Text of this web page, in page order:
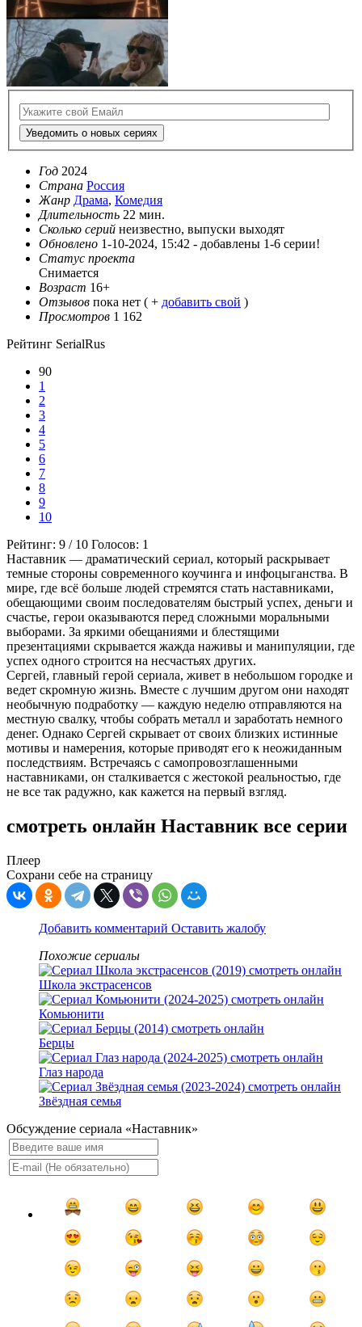
Уведомить о новых сериях
Год 2024
Страна Россия
Жанр Драма, Комедия
Длительность 22 мин.
Сколько серий неизвестно, выпуски выходят
Обновлено 1-10-2024, 15:42 - добавлены 1-6 серии!
Статус проекта
Снимается
Возраст 16+
Отзывов пока нет ( + добавить свой )
Просмотров 1 162
Рейтинг SerialRus
90
1
2
3
4
5
6
7
8
9
10
Рейтинг: 9 / 10 Голосов: 1
Наставник — драматический сериал, который раскрывает
темные стороны современного коучинга и инфоцыганства. В
мире, где всё больше людей стремятся стать наставниками,
обещающими своим последователям быстрый успех, деньги и
счастье, герои оказываются перед сложными моральными
выборами. За яркими обещаниями и блестящими
презентациями скрывается жажда наживы и манипуляции, где
успех одного строится на несчастьях других.
Сергей, главный герой сериала, живет в небольшом городке и
ведет скромную жизнь. Вместе с лучшим другом они находят
необычную подработку — каждую неделю отправляются на
местную свалку, чтобы собрать металл и заработать немного
денег. Однако Сергей скрывает от своих близких истинные
мотивы и намерения, которые приводят его к неожиданным
последствиям. Встречаясь с самопровозглашенными
наставниками, он сталкивается с жестокой реальностью, где
не все так радужно, как кажется на первый взгляд.
смотреть онлайн Наставник все серии
Плеер
Сохрани себе на страницу
Добавить комментарий Оставить жалобу
Похожие сериалы
Школа экстрасенсов
Комьюнити
Берцы
Глаз народа
Звёздная семья
Обсуждение сериала «Наставник»